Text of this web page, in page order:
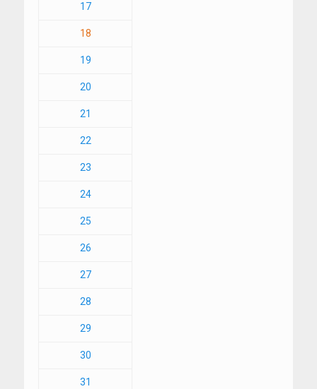
17
18
19
20
21
22
23
24
25
26
27
28
29
30
31